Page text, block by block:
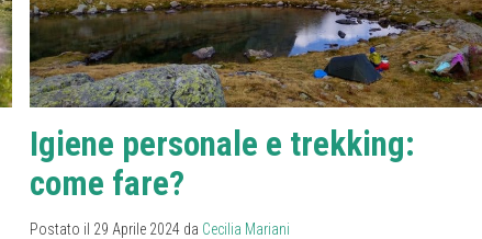
Igiene personale e trekking:
come fare?
Postato il 29 Aprile 2024 da Cecilia Mariani